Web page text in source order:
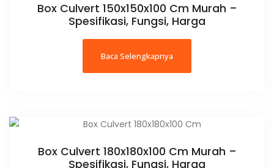
Box Culvert 150x150x100 Cm Murah –
Spesifikasi, Fungsi, Harga
Baca Selengkapnya
Box Culvert 180x180x100 Cm Murah –
Spesifikasi, Fungsi, Harga